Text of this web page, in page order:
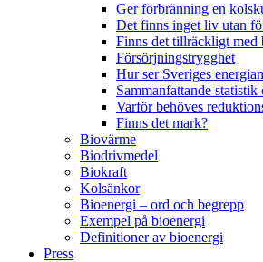
Ger förbränning en
Det finns inget liv utan
Finns det tillräckligt med
Försörjningstrygghet
Hur ser Sveriges
Sammanfattande
Varför behöves
Finns det mark?
Biovärme
Biodrivmedel
Biokraft
Kolsänkor
Bioenergi – ord och begrepp
Exempel på bioenergi
Definitioner av bioenergi
Press